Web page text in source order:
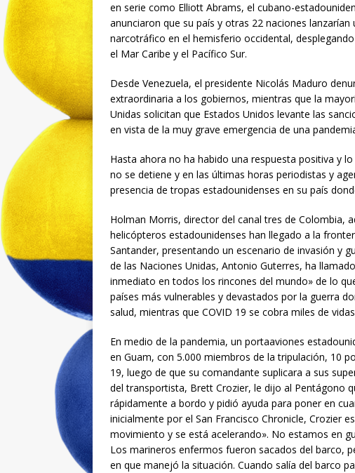
en serie como Elliott Abrams, el cubano-
anunciaron que su país y otras 22 naciones
narcotráfico en el hemisferio occidental,
el Mar Caribe y el Pacífico Sur.
Desde Venezuela, el presidente Nicolás Maduro
extraordinaria a los gobiernos, mientras que la
Unidas solicitan que Estados Unidos levante las
en vista de la muy grave emergencia de una
Hasta ahora no ha habido una respuesta positiva y
no se detiene y en las últimas horas periodistas y
presencia de tropas estadounidenses en su país
Holman Morris, director del canal tres de Colombia,
helicópteros estadounidenses han llegado a la
Santander, presentando un escenario de invasión y
de las Naciones Unidas, Antonio Guterres, ha
inmediato en todos los rincones del mundo» de lo
países más vulnerables y devastados por la guerra
salud, mientras que COVID 19 se cobra miles de
En medio de la pandemia, un portaaviones
en Guam, con 5.000 miembros de la tripulación, 10
19, luego de que su comandante suplicara a sus
del transportista, Brett Crozier, le dijo al Pentágono
rápidamente a bordo y pidió ayuda para poner en
inicialmente por el San Francisco Chronicle, Crozier
movimiento y se está acelerando». No estamos en
Los marineros enfermos fueron sacados del barco,
en que manejó la situación. Cuando salía del barco